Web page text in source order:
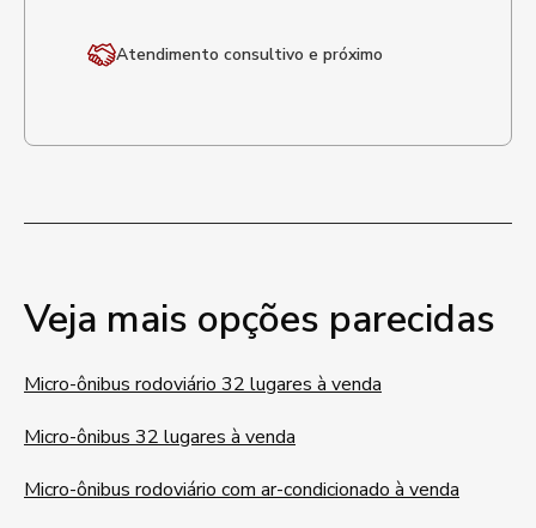
Atendimento consultivo e próximo
Veja mais opções parecidas
Micro-ônibus rodoviário 32 lugares à venda
Micro-ônibus 32 lugares à venda
Micro-ônibus rodoviário com ar-condicionado à venda